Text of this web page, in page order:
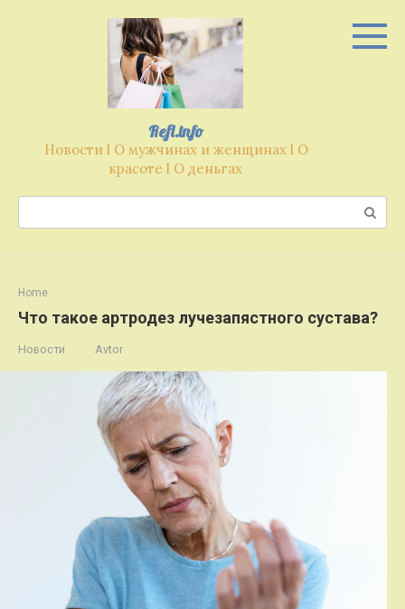
Refl.info
Новости l О мужчинах и женщинах l О
красоте l О деньгах
Поиск:
Home
Что такое артродез лучезапястного сустава?
Новости Avtor